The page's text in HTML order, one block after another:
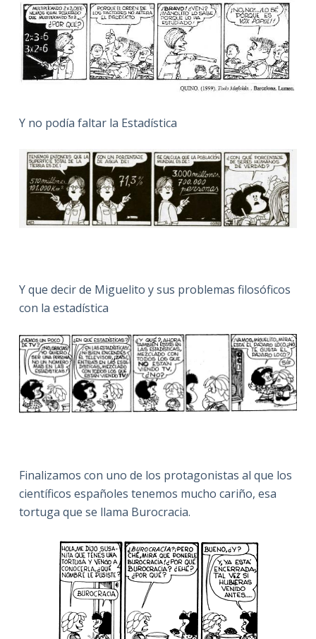
Y no podía faltar la Estadística
Y que decir de Miguelito y sus problemas filosóficos
con la estadística
Finalizamos con uno de los protagonistas al que los
científicos españoles tenemos mucho cariño, esa
tortuga que se llama Burocracia.